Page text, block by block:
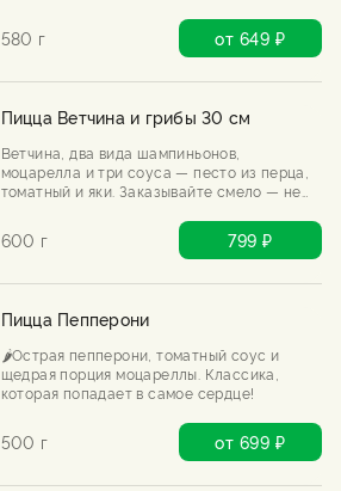
580 г от 649 ₽
Пицца Ветчина и грибы 30 см
Ветчина, два вида шампиньонов,
моцарелла и три соуса — песто из перца,
томатный и яки. Заказывайте смело — не
600 г 799 ₽
Пицца Пепперони
🌶️Острая пепперони, томатный соус и
щедрая порция моцареллы. Классика,
которая попадает в самое сердце!
500 г от 699 ₽